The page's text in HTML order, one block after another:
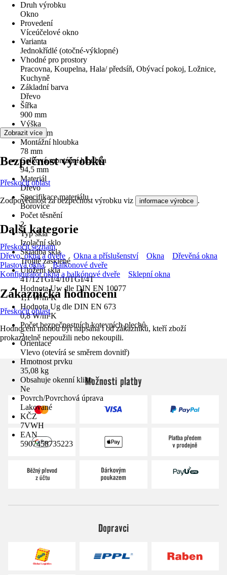
Druh výrobku
Okno
Provedení
Víceúčelové okno
Varianta
Jednokřídlé (otočné-výklopné)
Vhodné pro prostory
Pracovna, Koupelna, Hala/ předsíň, Obývací pokoj, Ložnice,
Kuchyně
Základní barva
Dřevo
Šířka
900 mm
Výška
1 200 mm
Montážní hloubka
78 mm
Celková montážní hloubka
94,5 mm
Materiál
Dřevo
Specifikace materiálu
Borovice
Počet těsnění
2
Typ skla
Izolační sklo
Skladba skla
Trojitě zasklené
Uložení skla
4T/12TGI/4/10TGI/4T
Hodnota Uw dle DIN EN 10077
1,1 W/m²K
Hodnota Ug dle DIN EN 673
0,8 W/m²K
Počet bezpečnostních kotevních plechů
5
Orientace
Vlevo (otevírá se směrem dovnitř)
Hmotnost prvku
35,08 kg
Obsahuje okenní kliku
Ne
Povrch/Povrchová úprava
Lakované
KČZ
7VWH
EAN
5907458735223
Zobrazit více
Bezpečnost výrobků
Přeskočit oblast
Zodpovědnost za bezpečnost výrobku viz informace výrobce .
Další kategorie
Přeskočit seznam
Dřevo, okna a dveře
Okna a příslušenství Okna
Dřevěná okna
Plastová okna
Balkonové dveře
Konfigurátor okna a balkónové dveře
Sklepní okna
Zákaznická hodnocení
Přeskočit oblast
Hodnocení mohou být napsána i od zákazníků, kteří zboží
prokazatelně nepoužili nebo nekoupili.
Možnosti platby
Dopravci